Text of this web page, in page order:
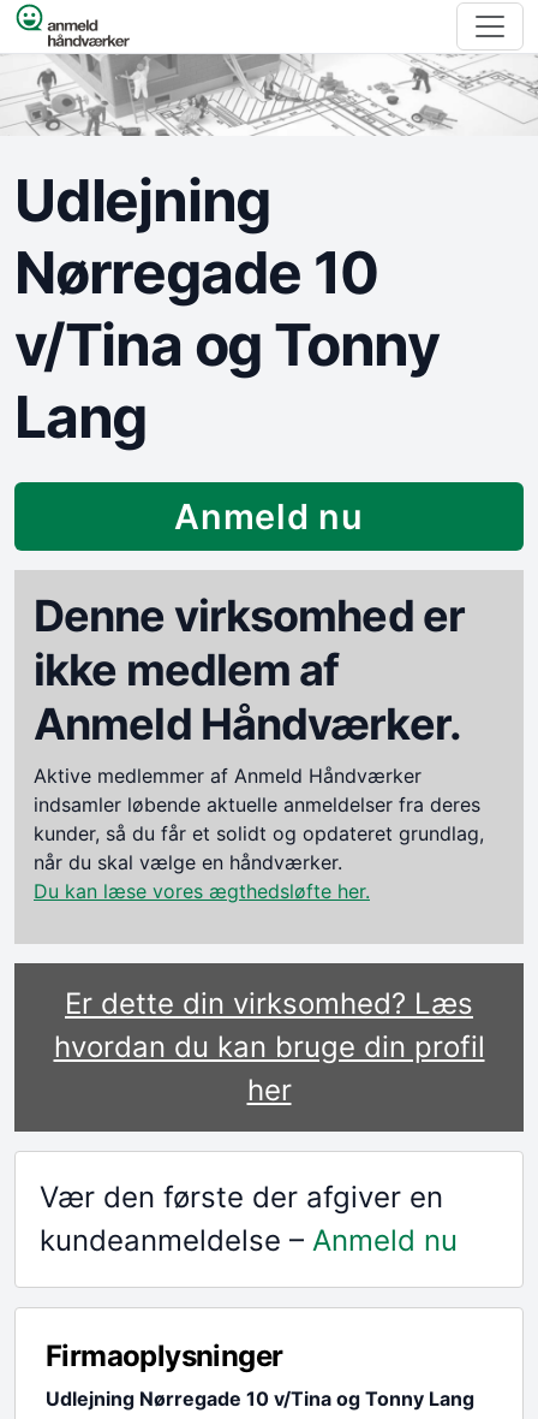
Spring til indhold
Udlejning
Nørregade 10
v/Tina og Tonny
Lang
Anmeld nu
Denne virksomhed er
ikke medlem af
Anmeld Håndværker.
Aktive medlemmer af Anmeld Håndværker
indsamler løbende aktuelle anmeldelser fra deres
kunder, så du får et solidt og opdateret grundlag,
når du skal vælge en håndværker.
Du kan læse vores ægthedsløfte her.
Er dette din virksomhed? Læs
hvordan du kan bruge din profil
her
Vær den første der afgiver en
kundeanmeldelse – Anmeld nu
Firmaoplysninger
Udlejning Nørregade 10 v/Tina og Tonny Lang